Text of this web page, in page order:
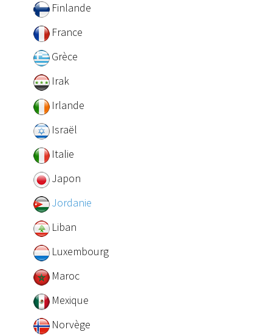
Finlande
France
Grèce
Irak
Irlande
Israël
Italie
Japon
Jordanie
Liban
Luxembourg
Maroc
Mexique
Norvège